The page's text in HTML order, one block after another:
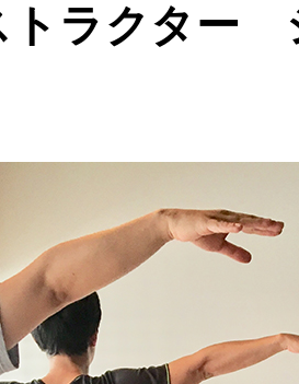
トラクター